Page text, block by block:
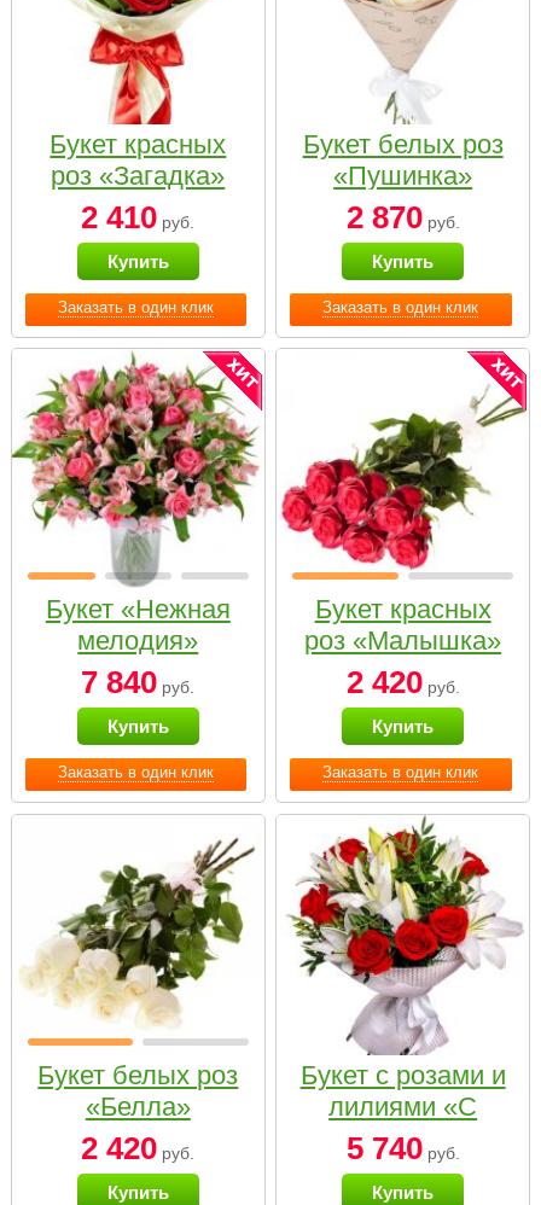
Заказать в один клик
Букет красных
роз «Загадка»
2 410 руб.
Купить
Заказать в один клик
Букет белых роз
«Пушинка»
2 870руб.
Купить
Заказать в один клик
Букет «Нежная
мелодия»
7 840 руб.
Купить
Заказать в один клик
Букет красных
роз «Малышка»
2 420руб.
Купить
Букет белых роз
«Белла»
2 420 руб.
Купить
Букет с розами и
лилиями «С
наилучшими
пожеланиями»
5 740руб.
Купить